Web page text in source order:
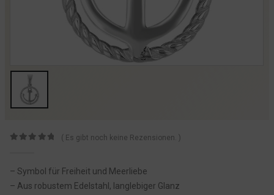
( Es gibt noch keine Rezensionen. )
– Symbol für Freiheit und Meerliebe
– Aus robustem Edelstahl, langlebiger Glanz